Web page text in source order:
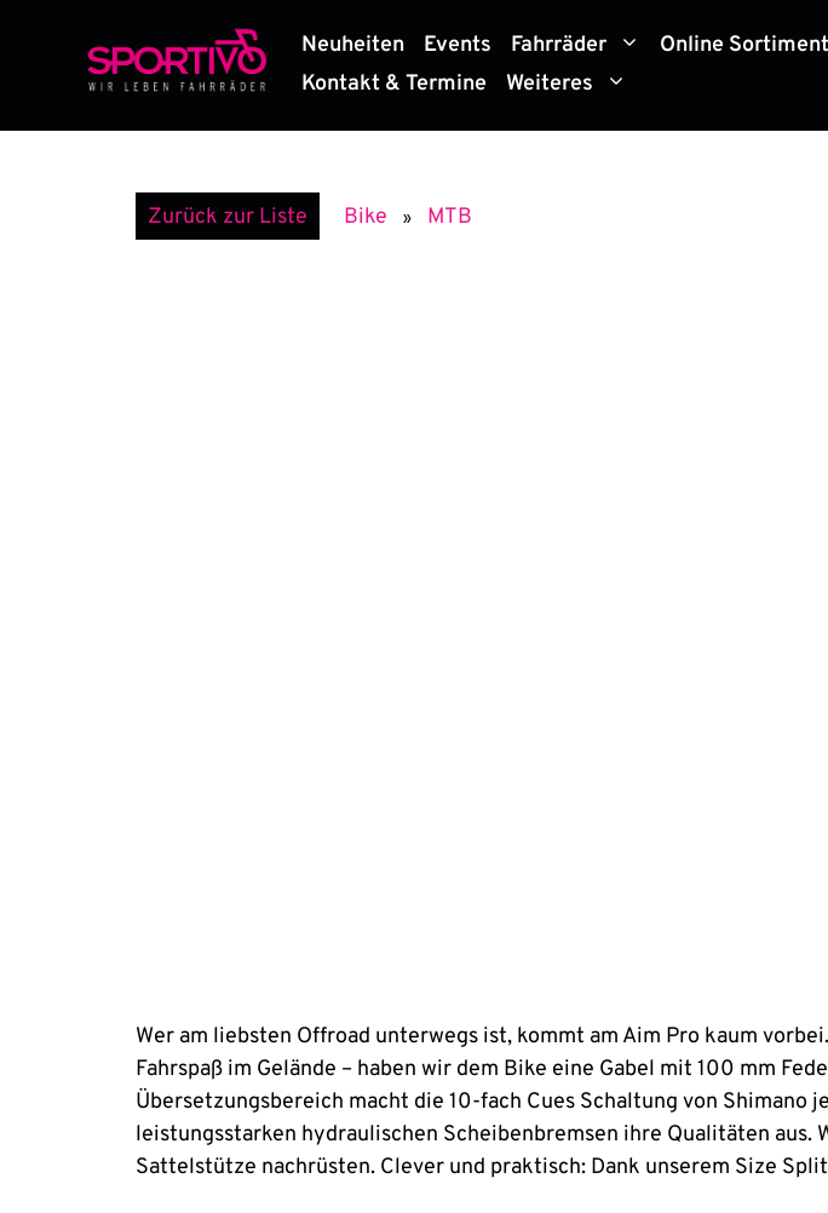
Neuheiten Events Fahrräder Online Sortiment
Kontakt & Termine
Weiteres
Zurück zur Liste Bike » MTB
Wer am liebsten Offroad unterwegs ist, kommt am Aim Pro kaum
Fahrspaß im Gelände – haben wir dem Bike eine Gabel mit 100 mm
Übersetzungsbereich macht die 10-fach Cues Schaltung von Shimano
leistungsstarken hydraulischen Scheibenbremsen ihre Qualitäten
Sattelstütze nachrüsten. Clever und praktisch: Dank unserem Size